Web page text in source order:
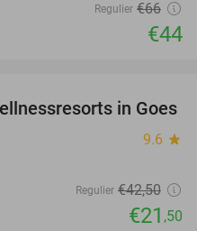
Regulier €66
€44
49%
in Goes
9.6 star
Regulier €42,50
€21 ,50